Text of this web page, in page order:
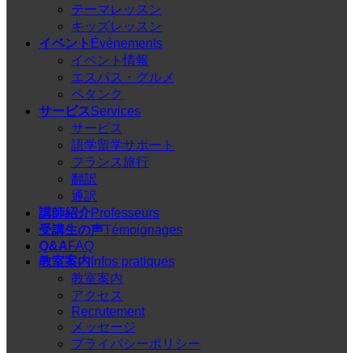
テーマレッスン
キッズレッスン
イベント Évènements
イベント情報
エスパス・グルメ
ペタンク
サービスServices
サービス
語学留学サポート
フランス旅行
翻訳
通訳
講師紹介Professeurs
受講生の声Témoignages
Q&AFAQ
教室案内 Infos pratiques
教室案内
アクセス
Recrutement
メッセージ
プライバシーポリシー